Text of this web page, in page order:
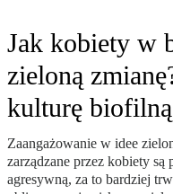
Jak kobiety w
zieloną
kulturę
Zaangażowanie w idee
zarządzane przez kobiety
agresywną, za to bardziej